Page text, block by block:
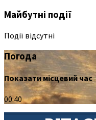
Майбутні події
Події відсутні
Погода
Показати місцевий час
00:40